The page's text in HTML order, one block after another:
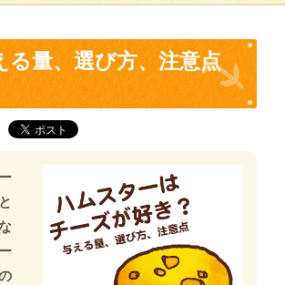
量、選び方、注意点